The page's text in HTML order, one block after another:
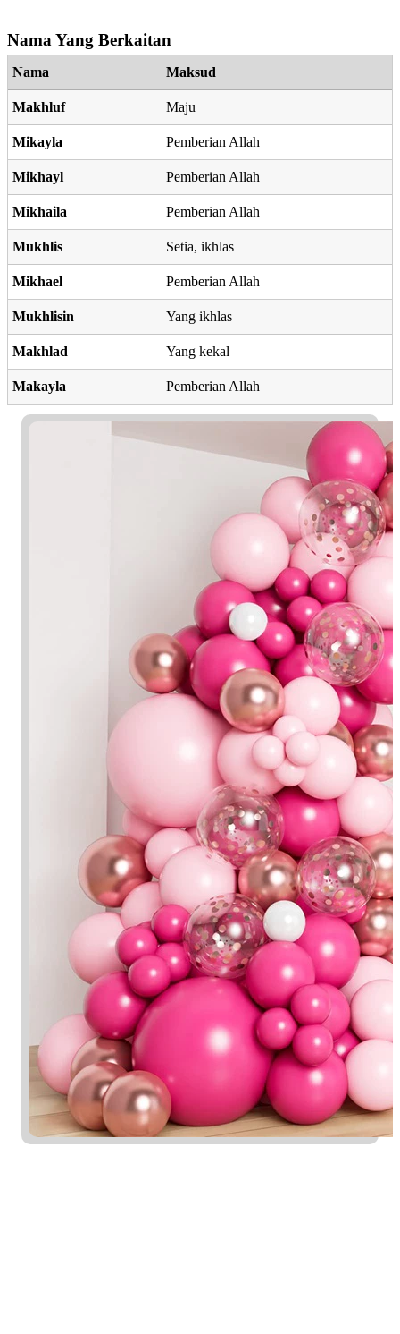
Nama Yang Berkaitan
Nama Maksud
Makhluf Maju
Mikayla Pemberian Allah
Mikhayl Pemberian Allah
Mikhaila Pemberian Allah
Mukhlis Setia, ikhlas
Mikhael Pemberian Allah
Mukhlisin Yang ikhlas
Makhlad Yang kekal
Makayla Pemberian Allah